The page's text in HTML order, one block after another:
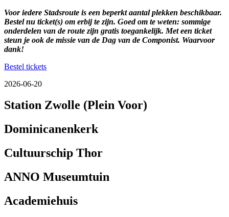
Voor iedere Stadsroute is een beperkt aantal plekken beschikbaar.
Bestel nu ticket(s) om erbij te zijn. Goed om te weten: sommige
onderdelen van de route zijn gratis toegankelijk. Met een ticket
steun je ook de missie van de Dag van de Componist. Waarvoor
dank!
Bestel tickets
2026-06-20
Station Zwolle (Plein Voor)
Dominicanenkerk
Cultuurschip Thor
ANNO Museumtuin
Academiehuis